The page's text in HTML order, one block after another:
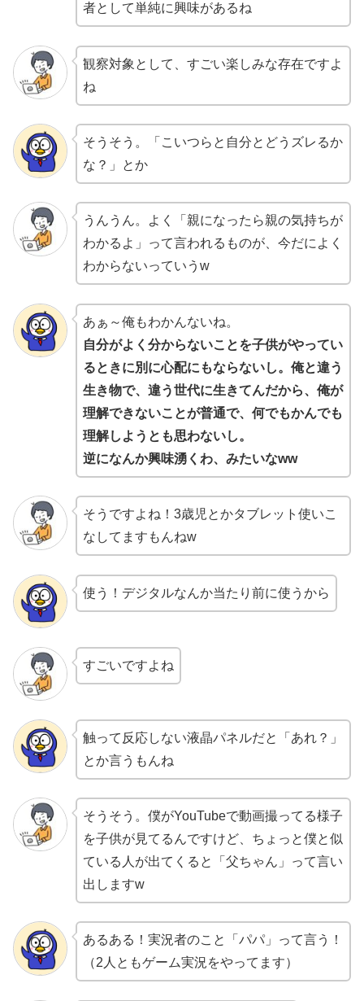
者として単純に興味があるね
観察対象として、すごい楽しみな存在ですよ
ね
そうそう。「こいつらと自分とどうズレるか
な？」とか
うんうん。よく「親になったら親の気持ちが
わかるよ」って言われるものが、今だによく
わからないっていうw
あぁ～俺もわかんないね。
自分がよく分からないことを子供がやってい
るときに別に心配にもならないし。俺と違う
生き物で、違う世代に生きてんだから、俺が
理解できないことが普通で、何でもかんでも
理解しようとも思わないし。
逆になんか興味湧くわ、みたいなww
そうですよね！3歳児とかタブレット使いこ
なしてますもんねw
使う！デジタルなんか当たり前に使うから
すごいですよね
触って反応しない液晶パネルだと「あれ？」
とか言うもんね
そうそう。僕がYouTubeで動画撮ってる様子
を子供が見てるんですけど、ちょっと僕と似
ている人が出てくると「父ちゃん」って言い
出しますw
あるある！実況者のこと「パパ」って言う！
（2人ともゲーム実況をやってます）